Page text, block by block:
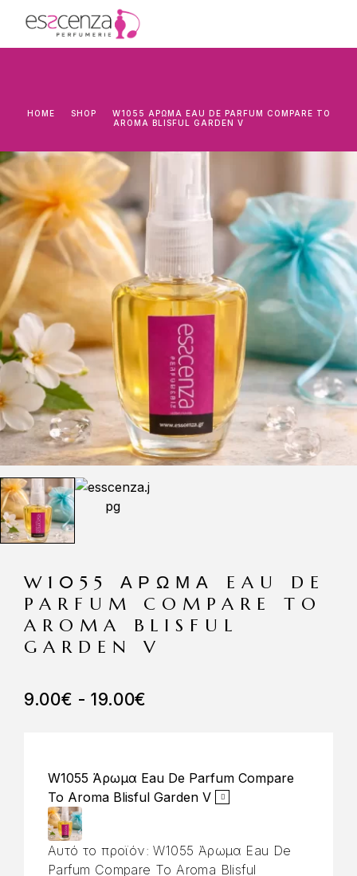
HOME SHOP
W1055 ΆΡΩΜΑ EAU DE PARFUM COMPARE TO
AROMA BLISFUL GARDEN V
W1055 ΆΡΩΜΑ EAU DE
PARFUM COMPARE TO
AROMA BLISFUL
GARDEN V
9.00€ - 19.00€
W1055 Άρωμα Eau De Parfum Compare
To Aroma Blisful Garden V
Αυτό το προϊόν: W1055 Άρωμα Eau De
Parfum Compare To Aroma Blisful